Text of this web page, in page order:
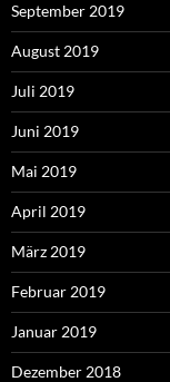
September 2019
August 2019
Juli 2019
Juni 2019
Mai 2019
April 2019
März 2019
Februar 2019
Januar 2019
Dezember 2018